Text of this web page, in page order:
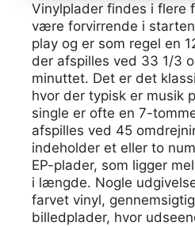
Vinylplader findes i flere
være forvirrende i
play og er som regel en
der afspilles ved 33 1/3
minuttet. Det er det
hvor der typisk er musik
single er ofte en 7-
afspilles ved 45
indeholder et eller to
EP-plader, som ligger
i længde. Nogle
farvet vinyl,
billedplader, hvor